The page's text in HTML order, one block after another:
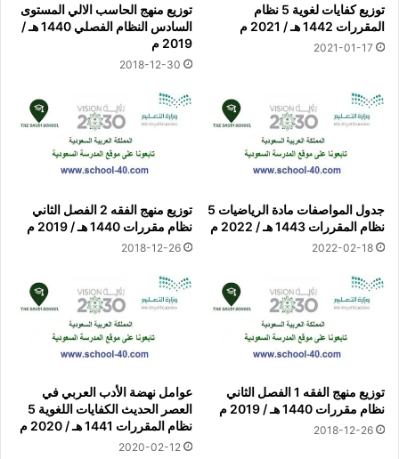
توزيع كفايات لغوية 5 نظام
المقررات 1442 هـ / 2021 م
2021-01-17
توزيع منهج الحاسب الالي المستوى
السادس النظام الفصلي 1440 هـ /
2019 م
2018-12-30
جدول المواصفات مادة الرياضيات 5
نظام المقررات 1443 هـ / 2022 م
2022-02-18
توزيع منهج الفقه 2 الفصل الثاني
نظام مقررات 1440 هـ / 2019 م
2018-12-26
توزيع منهج الفقه 1 الفصل الثاني
نظام مقررات 1440 هـ / 2019 م
2018-12-26
عوامل نهضة الأدب العربي في
العصر الحديث الكفايات اللغوية 5
نظام المقررات 1441 هـ / 2020 م
2020-02-12